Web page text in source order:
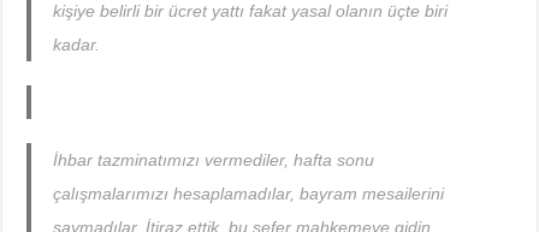
kişiye belirli bir ücret yattı fakat yasal olanın üçte biri
kadar.
İhbar tazminatımızı vermediler, hafta sonu
çalışmalarımızı hesaplamadılar, bayram mesailerini
saymadılar. İtiraz ettik, bu sefer mahkemeye gidin